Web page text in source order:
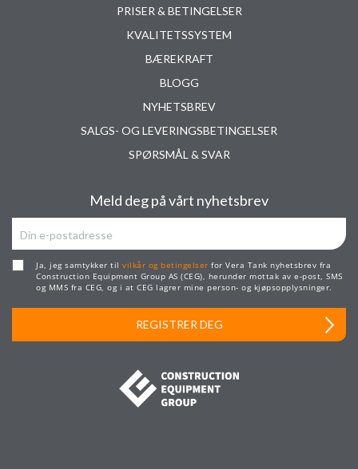
PRISER & BETINGELSER
KVALITETSSYSTEM
BÆREKRAFT
BLOGG
NYHETSBREV
SALGS- OG LEVERINGSBETINGELSER
SPØRSMÅL & SVAR
Meld deg på vårt nyhetsbrev
Ja, jeg samtykker til vilkår og betingelser for Vera Tank nyhetsbrev fra
Construction Equipment Group AS (CEG), herunder mottak av e-post, SMS
og MMS fra CEG, og i at CEG lagrer mine person- og kjøpsopplysninger.